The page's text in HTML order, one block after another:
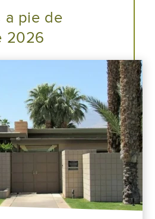
a pie de
2026